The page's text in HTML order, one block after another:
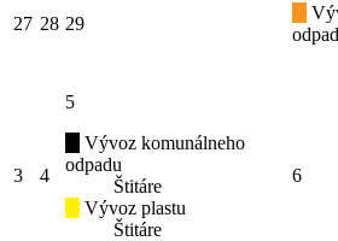
27 28 29
3 4
5
Vývoz komunálneho
odpadu
Štitáre
Vývoz plastu
Štitáre
6